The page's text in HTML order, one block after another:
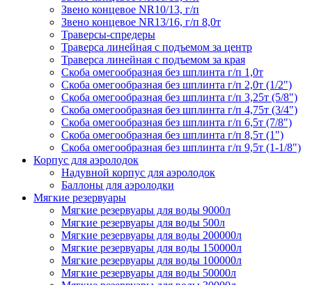
Звено концевое NR10/13, г/п
Звено концевое NR13/16, г/п 8,0т
Траверсы-спредеры
Траверса линейная с подъемом за центр
Траверса линейная с подъемом за края
Скоба омегообразная без шплинта г/п 1,0т
Скоба омегообразная без шплинта г/п 2,0т (1/2")
Скоба омегообразная без шплинта г/п 3,25т (5/8")
Скоба омегообразная без шплинта г/п 4,75т (3/4")
Скоба омегообразная без шплинта г/п 6,5т (7/8")
Скоба омегообразная без шплинта г/п 8,5т (1")
Скоба омегообразная без шплинта г/п 9,5т (1-1/8")
Корпус для аэролодок
Надувной корпус для аэролодок
Баллоны для аэролодки
Мягкие резервуары
Мягкие резервуары для воды 9000л
Мягкие резервуары для воды 500л
Мягкие резервуары для воды 200000л
Мягкие резервуары для воды 150000л
Мягкие резервуары для воды 100000л
Мягкие резервуары для воды 50000л